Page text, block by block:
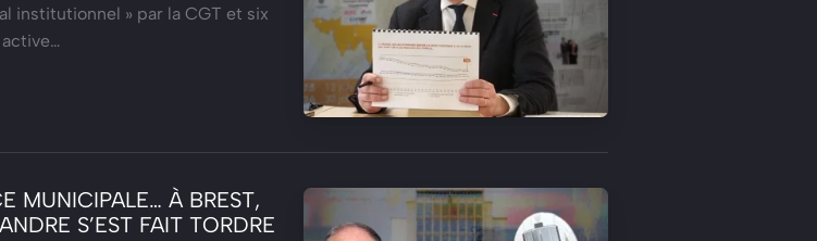
institutionnel » par la CGT et six
MUNICIPALE… À BREST,
S’EST FAIT TORDRE